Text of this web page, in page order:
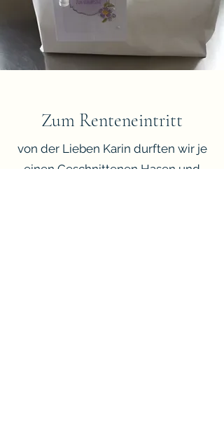
Zum Renteneintritt
von der Lieben Karin durften wir je
einen Geschnittenen Hasen und